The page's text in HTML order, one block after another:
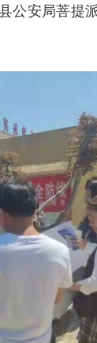
公安局菩提